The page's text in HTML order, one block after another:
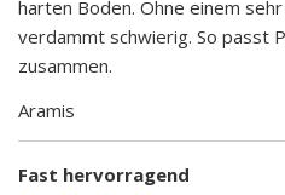
harten Boden. Ohne einem
verdammt schwierig. So passt
zusammen.
Aramis
Fast hervorragend